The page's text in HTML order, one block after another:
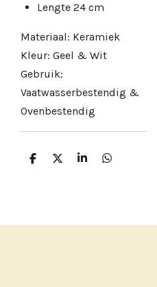
Lengte 24 cm
Materiaal: Keramiek
Kleur: Geel & Wit
Gebruik:
Vaatwasserbestendig &
Ovenbestendig
D
D
S
D